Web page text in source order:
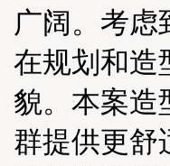
广阔。考虑
在规划和造
貌。本案造
群提供更舒